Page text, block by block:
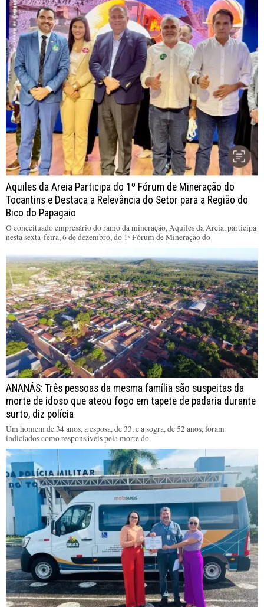
Aquiles da Areia Participa do 1º Fórum de Mineração do
Tocantins e Destaca a Relevância do Setor para a Região do
Bico do Papagaio
O conceituado empresário do ramo da mineração, Aquiles da Areia, participa
nesta sexta-feira, 6 de dezembro, do 1º Fórum de Mineração do
ANANÁS: Três pessoas da mesma família são suspeitas da
morte de idoso que ateou fogo em tapete de padaria durante
surto, diz polícia
Um homem de 34 anos, a esposa, de 33, e a sogra, de 52 anos, foram
indiciados como responsáveis pela morte do